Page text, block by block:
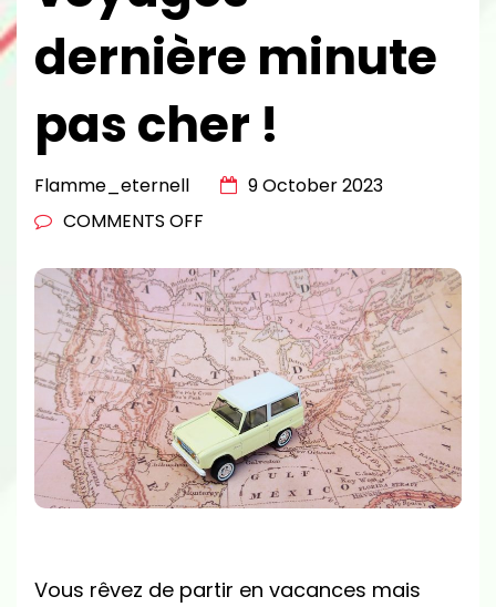
dernière minute
pas cher !
Flamme_eternell
9 October 2023
COMMENTS OFF
BONS
PLANS
POUR
TROUVER
DES
VOYAGES
DERNIÈRE
MINUTE
!
Vous rêvez de partir en vacances mais